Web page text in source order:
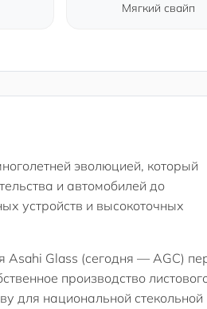
Мягкий свайп
эволюцией, который
и автомобилей до
устройств и высокоточных
Asahi Glass (сегодня — AGC)
производство
для национальной стекольной